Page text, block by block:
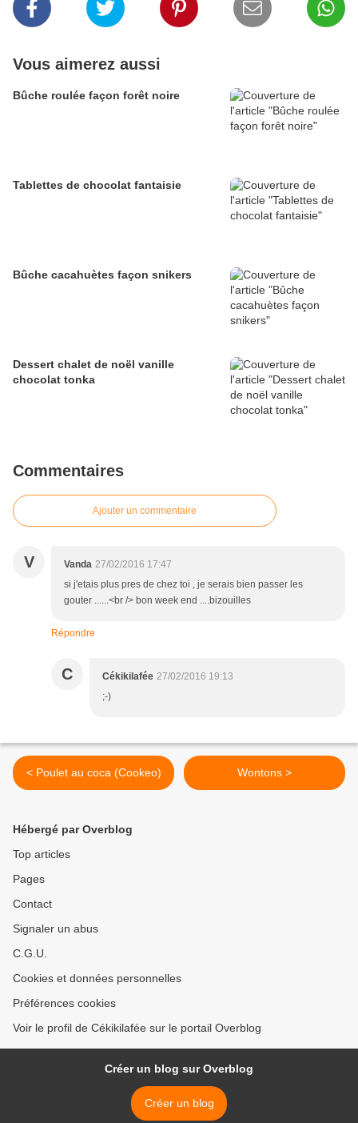
Vous aimerez aussi
Bûche roulée façon forêt noire
Tablettes de chocolat fantaisie
Bûche cacahuètes façon snikers
Dessert chalet de noël vanille
chocolat tonka
Commentaires
Ajouter un commentaire
V Vanda 27/02/2016 17:47
si j'etais plus pres de chez toi , je serais bien passer les
gouter ......<br /> bon week end ....bizouilles
Répondre
C Cékikilafée 27/02/2016 19:13
;-)
< Poulet au coca (Cookeo) Wontons >
Hébergé par Overblog
Top articles
Pages
Contact
Signaler un abus
C.G.U.
Cookies et données personnelles
Préférences cookies
Voir le profil de Cékikilafée sur le portail Overblog
Créer un blog sur Overblog
Créer un blog